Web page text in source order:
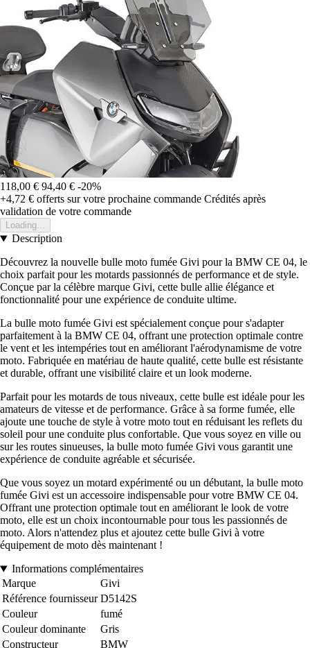
118,00 € 94,40 € -20%
+4,72 € offerts sur votre prochaine commande Crédités après
validation de votre commande
Loading...
Description
Découvrez la nouvelle bulle moto fumée Givi pour la BMW CE 04, le
choix parfait pour les motards passionnés de performance et de style.
Conçue par la célèbre marque Givi, cette bulle allie élégance et
fonctionnalité pour une expérience de conduite ultime.
La bulle moto fumée Givi est spécialement conçue pour s'adapter
parfaitement à la BMW CE 04, offrant une protection optimale contre
le vent et les intempéries tout en améliorant l'aérodynamisme de votre
moto. Fabriquée en matériau de haute qualité, cette bulle est résistante
et durable, offrant une visibilité claire et un look moderne.
Parfait pour les motards de tous niveaux, cette bulle est idéale pour les
amateurs de vitesse et de performance. Grâce à sa forme fumée, elle
ajoute une touche de style à votre moto tout en réduisant les reflets du
soleil pour une conduite plus confortable. Que vous soyez en ville ou
sur les routes sinueuses, la bulle moto fumée Givi vous garantit une
expérience de conduite agréable et sécurisée.
Que vous soyez un motard expérimenté ou un débutant, la bulle moto
fumée Givi est un accessoire indispensable pour votre BMW CE 04.
Offrant une protection optimale tout en améliorant le look de votre
moto, elle est un choix incontournable pour tous les passionnés de
moto. Alors n'attendez plus et ajoutez cette bulle Givi à votre
équipement de moto dès maintenant !
Informations complémentaires
Marque
Givi
Référence fournisseur D5142S
Couleur
fumé
Couleur dominante
Gris
Constructeur
BMW